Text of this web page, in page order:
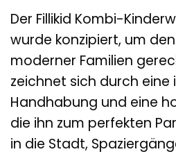
Der Fillikid Kombi-
wurde konzipiert, um
moderner Familien
zeichnet sich durch eine
Handhabung und eine
die ihn zum perfekten
in die Stadt,